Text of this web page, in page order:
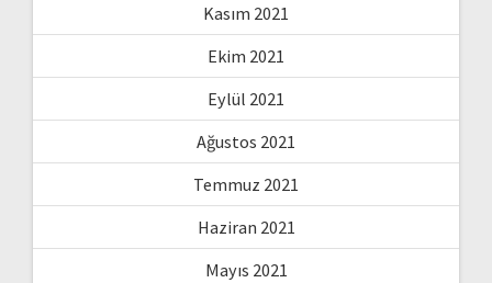
Kasım 2021
Ekim 2021
Eylül 2021
Ağustos 2021
Temmuz 2021
Haziran 2021
Mayıs 2021